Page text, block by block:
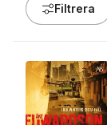
Filtrera